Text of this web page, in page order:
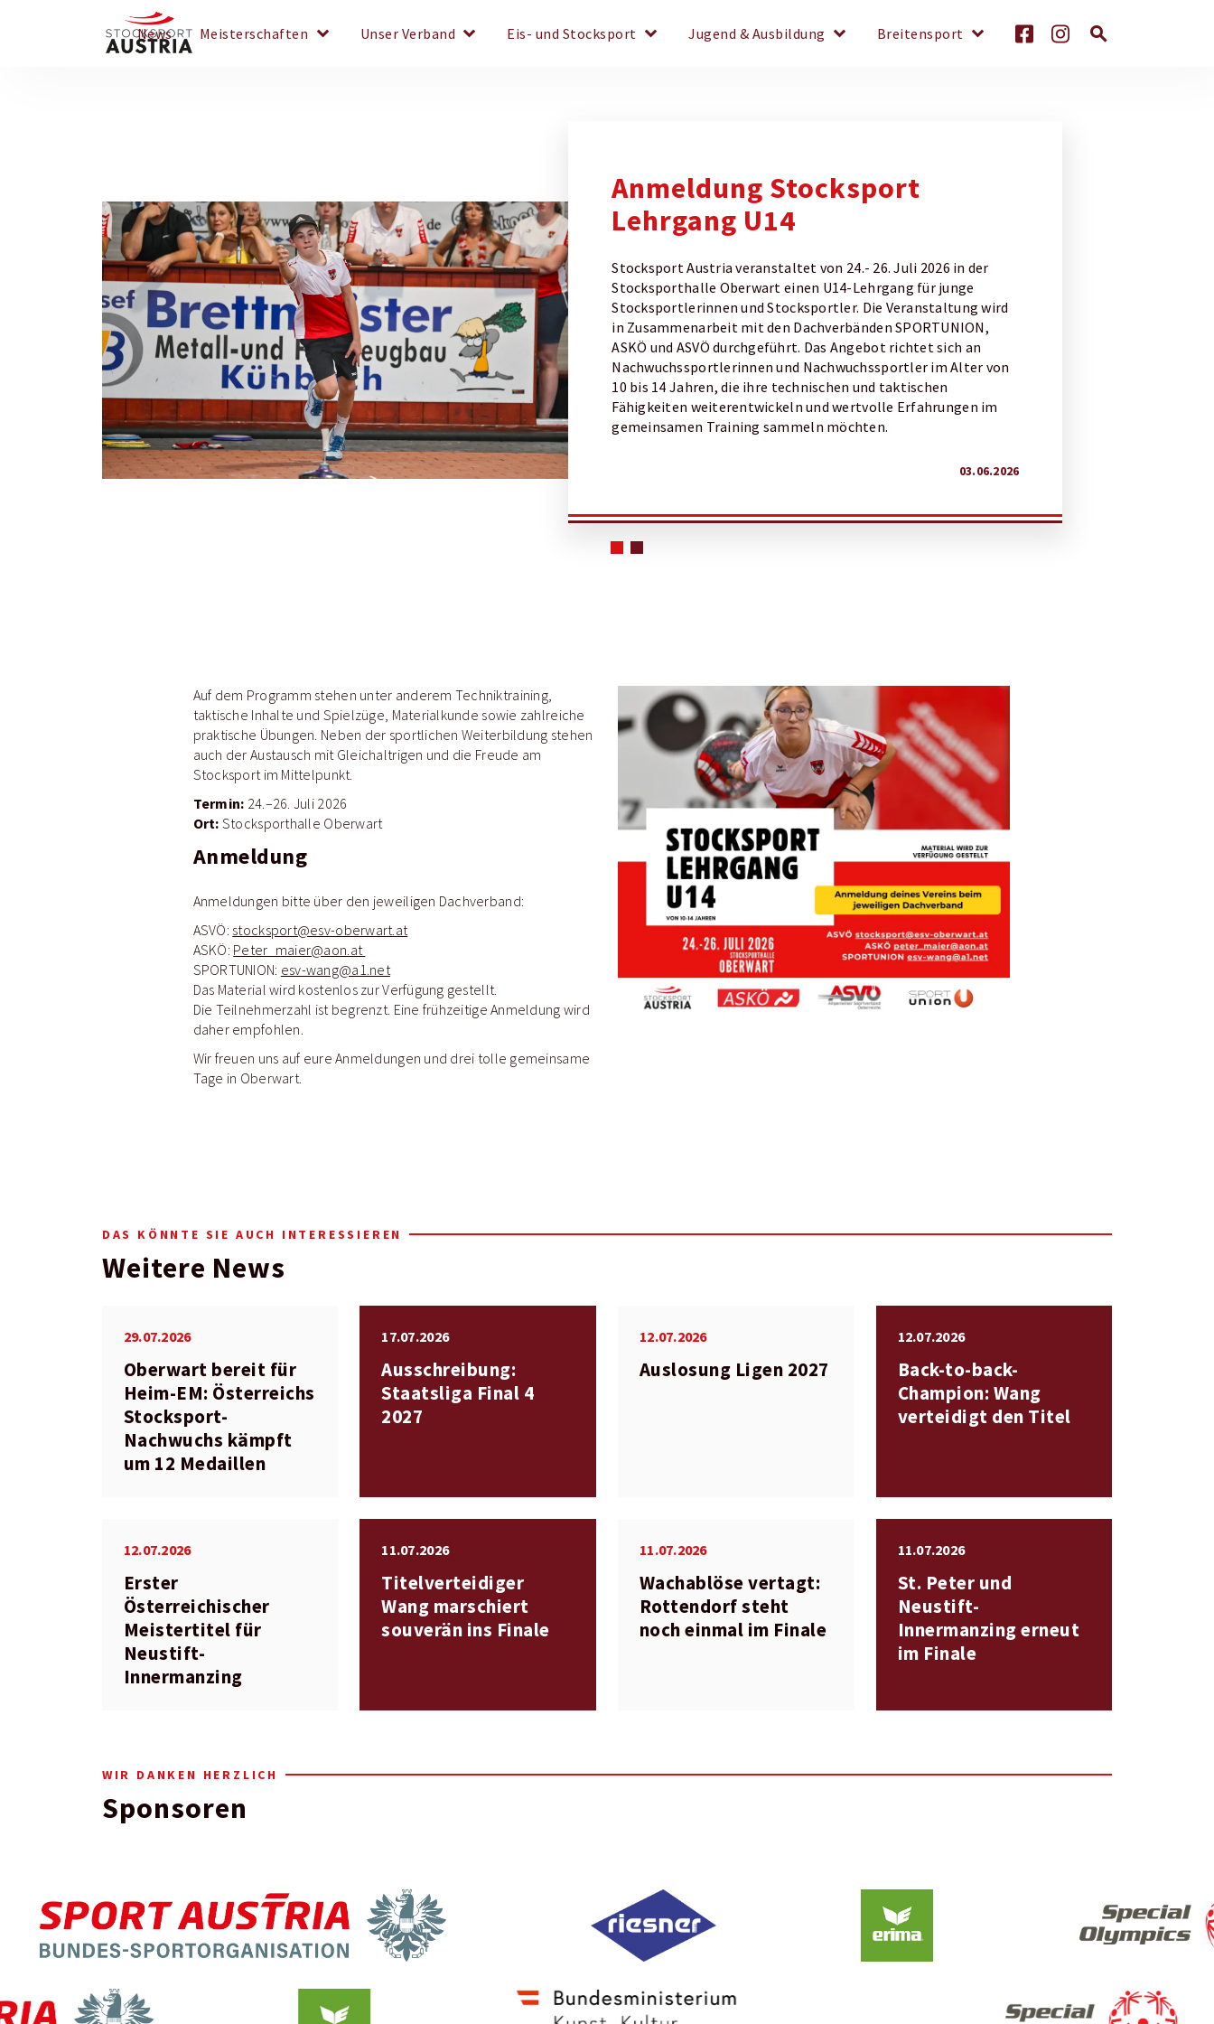
News Meisterschaften keyboard_arrow_down Unser Verband keyboard_arrow_down Eis- und Stocksport keyboard_arrow_down Jugend & Ausbildung keyboard_arrow_down Breitensport keyboard_arrow_down search
Anmeldung Stocksport
Lehrgang U14
Stocksport Austria veranstaltet von 24.- 26. Juli 2026 in der
Stocksporthalle Oberwart einen U14-Lehrgang für junge
Stocksportlerinnen und Stocksportler. Die Veranstaltung wird
in Zusammenarbeit mit den Dachverbänden SPORTUNION,
ASKÖ und ASVÖ durchgeführt. Das Angebot richtet sich an
Nachwuchssportlerinnen und Nachwuchssportler im Alter von
10 bis 14 Jahren, die ihre technischen und taktischen
Fähigkeiten weiterentwickeln und wertvolle Erfahrungen im
gemeinsamen Training sammeln möchten.
03.06.2026
Auf dem Programm stehen unter anderem Techniktraining,
taktische Inhalte und Spielzüge, Materialkunde sowie zahlreiche
praktische Übungen. Neben der sportlichen Weiterbildung stehen
auch der Austausch mit Gleichaltrigen und die Freude am
Stocksport im Mittelpunkt.
Termin: 24.–26. Juli 2026
Ort: Stocksporthalle Oberwart
Anmeldung
Anmeldungen bitte über den jeweiligen Dachverband:
ASVÖ: stocksport@esv-oberwart.at
ASKÖ: Peter_maier@aon.at
SPORTUNION: esv-wang@a1.net
Das Material wird kostenlos zur Verfügung gestellt.
Die Teilnehmerzahl ist begrenzt. Eine frühzeitige Anmeldung wird
daher empfohlen.
Wir freuen uns auf eure Anmeldungen und drei tolle gemeinsame
Tage in Oberwart.
DAS KÖNNTE SIE AUCH INTERESSIEREN
Weitere News
29.07.2026
Oberwart bereit für
Heim-EM: Österreichs
Stocksport-
Nachwuchs kämpft
um 12 Medaillen
17.07.2026
Ausschreibung:
Staatsliga Final 4
2027
12.07.2026
Auslosung Ligen 2027
12.07.2026
Back-to-back-
Champion: Wang
verteidigt den Titel
12.07.2026
Erster
Österreichischer
Meistertitel für
Neustift-
Innermanzing
11.07.2026
Titelverteidiger
Wang marschiert
souverän ins Finale
11.07.2026
Wachablöse vertagt:
Rottendorf steht
noch einmal im Finale
11.07.2026
St. Peter und
Neustift-
Innermanzing erneut
im Finale
WIR DANKEN HERZLICH
Sponsoren